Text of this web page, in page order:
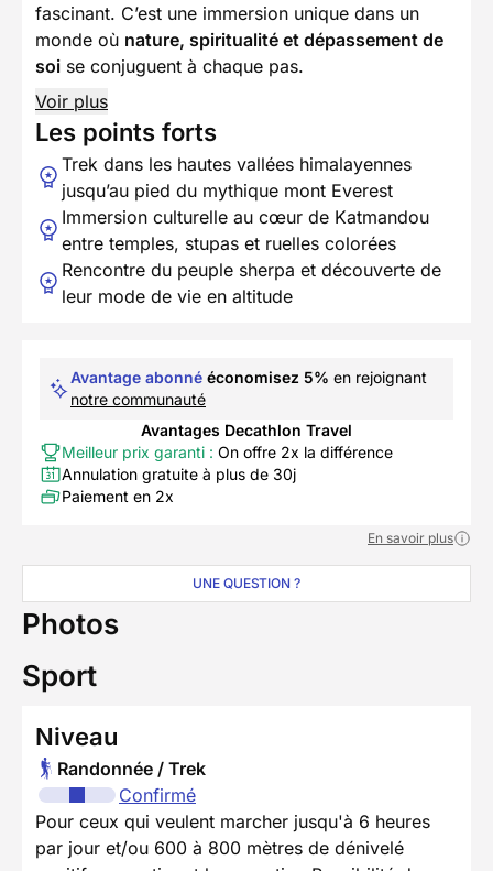
fascinant. C’est une immersion unique dans un
monde où nature, spiritualité et dépassement de
soi se conjuguent à chaque pas.
Voir plus
Les points forts
Trek dans les hautes vallées himalayennes
jusqu’au pied du mythique mont Everest
Immersion culturelle au cœur de Katmandou
entre temples, stupas et ruelles colorées
Rencontre du peuple sherpa et découverte de
leur mode de vie en altitude
Avantage abonné économisez 5% en rejoignant
notre communauté
Avantages Decathlon Travel
Meilleur prix garanti : On offre 2x la différence
Annulation gratuite à plus de 30j
Paiement en 2x
En savoir plus
UNE QUESTION ?
Photos
Sport
Niveau
Randonnée / Trek
Confirmé
Pour ceux qui veulent marcher jusqu'à 6 heures
par jour et/ou 600 à 800 mètres de dénivelé